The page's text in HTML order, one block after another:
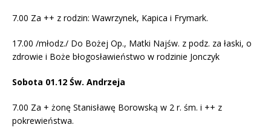
7.00 Za ++ z rodzin: Wawrzynek, Kapica i Frymark.
17.00 /młodz./ Do Bożej Op., Matki Najśw. z podz. za łaski, o
zdrowie i Boże błogosławieństwo w rodzinie Jonczyk
Sobota 01.12 Św. Andrzeja
7.00 Za + żonę Stanisławę Borowską w 2 r. śm. i ++ z
pokrewieństwa.